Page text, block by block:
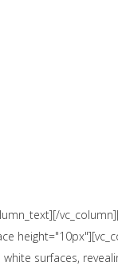
surfaces,